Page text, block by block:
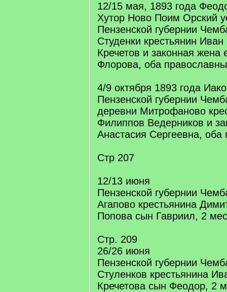
12/15 мая, 1893 года
Хутор Ново Поим Орский
Пензенской губернии
Студенки крестьянин
Кречетов и законная жена
Флорова, оба
4/9 октября 1893 года
Пензенской губернии
деревни Митрофаново
Филиппов Ведерников и
Анастасия Сергеевна,
Стр 207
12/13 июня
Пензенской губернии
Агапово крестьянина
Попова сын Гавриил, 2
Стр. 209
26/26 июня
Пензенской губернии
Стуленков крестьянина
Кречетова сын Феодор, 2